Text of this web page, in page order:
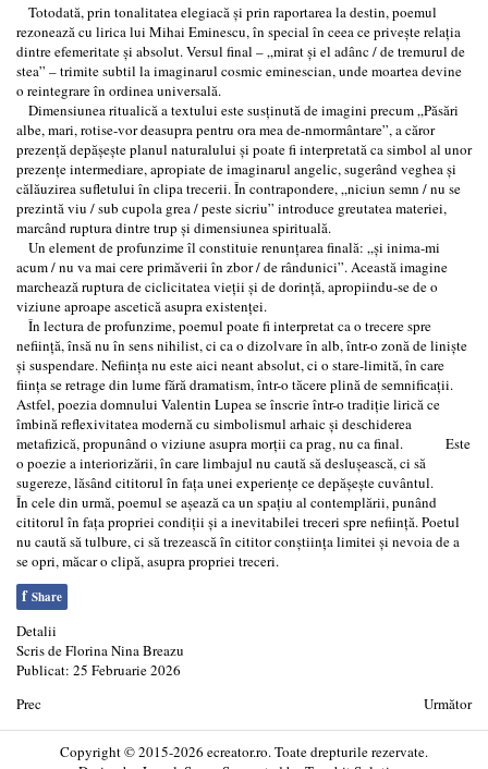
Totodată, prin tonalitatea elegiacă și prin raportarea la destin, poemul
rezonează cu lirica lui Mihai Eminescu, în special în ceea ce privește relația
dintre efemeritate și absolut. Versul final – „mirat și el adânc / de tremurul de
stea” – trimite subtil la imaginarul cosmic eminescian, unde moartea devine
o reintegrare în ordinea universală.
Dimensiunea ritualică a textului este susținută de imagini precum „Păsări
albe, mari, rotise-vor deasupra pentru ora mea de-nmormântare”, a căror
prezență depășește planul naturalului și poate fi interpretată ca simbol al unor
prezențe intermediare, apropiate de imaginarul angelic, sugerând veghea și
călăuzirea sufletului în clipa trecerii. În contrapondere, „niciun semn / nu se
prezintă viu / sub cupola grea / peste sicriu” introduce greutatea materiei,
marcând ruptura dintre trup și dimensiunea spirituală.
Un element de profunzime îl constituie renunțarea finală: „și inima-mi
acum / nu va mai cere primăverii în zbor / de rândunici”. Această imagine
marchează ruptura de ciclicitatea vieții și de dorință, apropiindu-se de o
viziune aproape ascetică asupra existenței.
În lectura de profunzime, poemul poate fi interpretat ca o trecere spre
neființă, însă nu în sens nihilist, ci ca o dizolvare în alb, într-o zonă de liniște
și suspendare. Neființa nu este aici neant absolut, ci o stare-limită, în care
ființa se retrage din lume fără dramatism, într-o tăcere plină de semnificații.
Astfel, poezia domnului Valentin Lupea se înscrie într-o tradiție lirică ce
îmbină reflexivitatea modernă cu simbolismul arhaic și deschiderea
metafizică, propunând o viziune asupra morții ca prag, nu ca final. Este
o poezie a interiorizării, în care limbajul nu caută să deslușească, ci să
sugereze, lăsând cititorul în fața unei experiențe ce depășește cuvântul.
În cele din urmă, poemul se așează ca un spațiu al contemplării, punând
cititorul în fața propriei condiții și a inevitabilei treceri spre neființă. Poetul
nu caută să tulbure, ci să trezească în cititor conștiința limitei și nevoia de a
se opri, măcar o clipă, asupra propriei treceri.
f Share
Detalii
Scris deFlorina Nina Breazu
Publicat: 25 Februarie 2026
Prec
Următor
Copyright © 2015-2026 ecreator.ro. Toate drepturile rezervate.